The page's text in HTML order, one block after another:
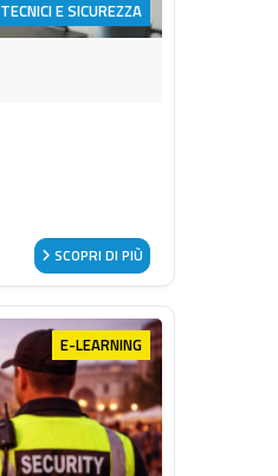
TECNICI E SICUREZZA
SCOPRI DI PIÙ
E-LEARNING